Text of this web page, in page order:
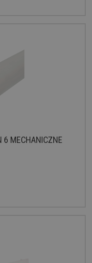
6 MECHANICZNE